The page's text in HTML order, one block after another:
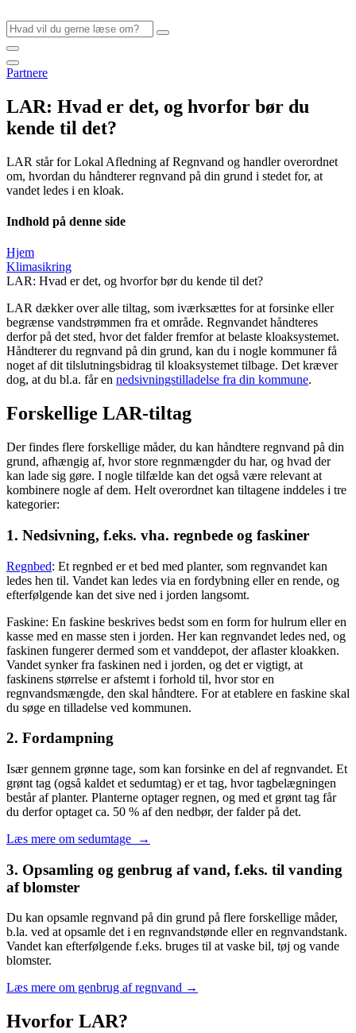
til
indhold
Partnere
LAR: Hvad er det, og hvorfor bør du
kende til det?
LAR står for Lokal Afledning af Regnvand og handler overordnet
om, hvordan du håndterer regnvand på din grund i stedet for, at
vandet ledes i en kloak.
Indhold på denne side
Hjem
Klimasikring
LAR: Hvad er det, og hvorfor bør du kende til det?
LAR dækker over alle tiltag, som iværksættes for at forsinke eller
begrænse vandstrømmen fra et område. Regnvandet håndteres
derfor på det sted, hvor det falder fremfor at belaste kloaksystemet.
Håndterer du regnvand på din grund, kan du i nogle kommuner få
noget af dit tilslutningsbidrag til kloaksystemet tilbage. Det kræver
dog, at du bl.a. får en nedsivningstilladelse fra din kommune.
Forskellige LAR-tiltag
Der findes flere forskellige måder, du kan håndtere regnvand på din
grund, afhængig af, hvor store regnmængder du har, og hvad der
kan lade sig gøre. I nogle tilfælde kan det også være relevant at
kombinere nogle af dem. Helt overordnet kan tiltagene inddeles i tre
kategorier:
1. Nedsivning, f.eks. vha. regnbede og faskiner
Regnbed: Et regnbed er et bed med planter, som regnvandet kan
ledes hen til. Vandet kan ledes via en fordybning eller en rende, og
efterfølgende kan det sive ned i jorden langsomt.
Faskine: En faskine beskrives bedst som en form for hulrum eller en
kasse med en masse sten i jorden. Her kan regnvandet ledes ned, og
faskinen fungerer dermed som et vanddepot, der aflaster kloakken.
Vandet synker fra faskinen ned i jorden, og det er vigtigt, at
faskinens størrelse er afstemt i forhold til, hvor stor en
regnvandsmængde, den skal håndtere. For at etablere en faskine skal
du søge en tilladelse ved kommunen.
2. Fordampning
Især gennem grønne tage, som kan forsinke en del af regnvandet. Et
grønt tag (også kaldet et sedumtag) er et tag, hvor tagbelægningen
består af planter. Planterne optager regnen, og med et grønt tag får
du derfor optaget ca. 50 % af den nedbør, der falder på det.
Læs mere om sedumtage →
3. Opsamling og genbrug af vand, f.eks. til vanding
af blomster
Du kan opsamle regnvand på din grund på flere forskellige måder,
b.la. ved at opsamle det i en regnvandstønde eller en regnvandstank.
Vandet kan efterfølgende f.eks. bruges til at vaske bil, tøj og vande
blomster.
Læs mere om genbrug af regnvand →
Hvorfor LAR?